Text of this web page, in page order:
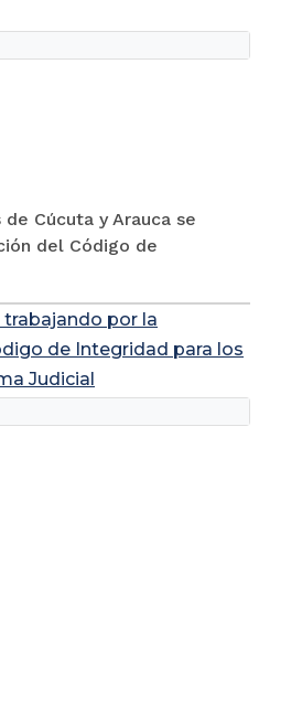
Cúcuta y Arauca se
del Código de
Cúcuta y Arauca se
del Código de
por la
de Integridad para los